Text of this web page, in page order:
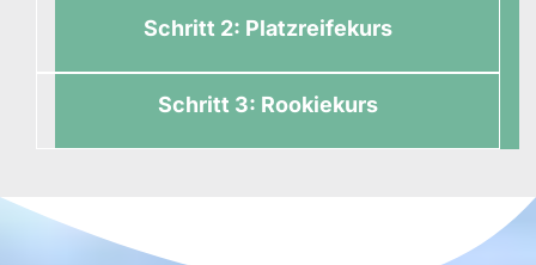
Schritt 2: Platzreifekurs
Schritt 3: Rookiekurs